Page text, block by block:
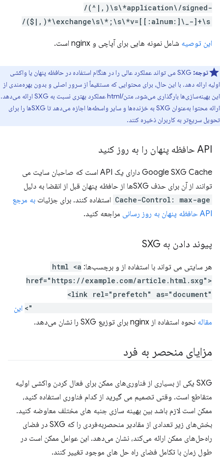
/(^|,)\s\*application\/signed-
exchange\s\*;\s\*v=[[:alnum:]\_-]+\s\*(,|$)/
این توصیه شامل نمونه هایی برای آپاچی و nginx است.
توجه:
SXG می تواند عملکرد عالی را در هنگام استفاده در حافظه پنهان یا واکشی
اولیه ارائه دهد. با این حال، برای محتوایی که مستقیماً از سرور اصلی و بدون بهره‌مندی از
این بهینه‌سازی‌ها بارگذاری می‌شود، متن/html عملکرد بهتری نسبت به SXG ارائه می‌دهد.
ارائه محتوا به‌عنوان SXG به خزنده‌ها و سایر واسطه‌ها اجازه می‌دهد تا SXG‌ها را برای
تحویل سریع‌تر به کاربران ذخیره کنند.
API حافظه پنهان را به روز کنید
Google SXG Cache دارای یک API است که صاحبان سایت می
توانند از آن برای حذف SXGها از حافظه پنهان قبل از انقضا به دلیل
Cache-Control: max-age استفاده کنند. برای جزئیات به مرجع
API حافظه پنهان به روز رسانی
مراجعه کنید.
پیوند دادن به SXG
هر سایتی می تواند با استفاده از و برچسب‌ها: html <a
href="https://example.com/article.html.sxg">
<link rel="prefetch" as="document"
این
مقاله نحوه استفاده از nginx برای توزیع SXG را نشان می‌دهد.
مزایای منحصر به فرد
SXG یکی از بسیاری از فناوری‌های ممکن برای فعال کردن واکشی اولیه
متقاطع است. وقتی تصمیم می گیرید از کدام فناوری استفاده کنید،
ممکن است لازم باشد بین بهینه سازی جنبه های مختلف معاوضه کنید.
بخش‌های زیر تعدادی از مقادیر منحصربه‌فردی را که SXG در فضای
راه‌حل‌های ممکن ارائه می‌کند، نشان می‌دهد. این عوامل ممکن است در
طول زمان با تکامل فضای راه حل های موجود تغییر کنند.